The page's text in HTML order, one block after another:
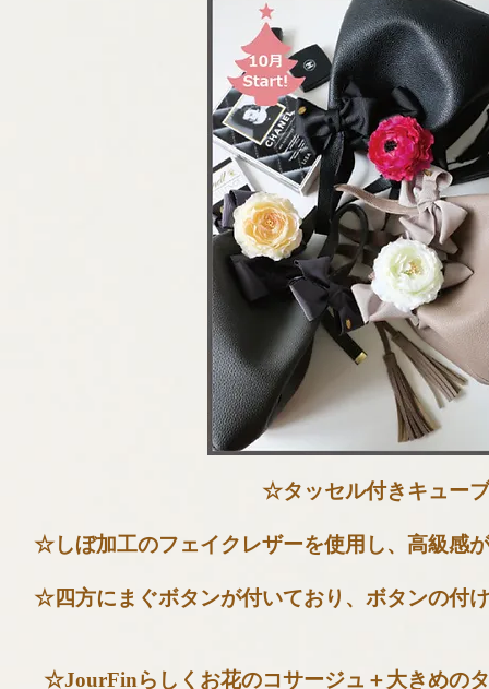
☆タッセル付きキュー
☆しぼ加工のフェイクレザーを使用し、高級感
☆四方にまぐボタンが付いており、 ボタンの付
☆JourFinらしくお花のコサージュ＋大きめの